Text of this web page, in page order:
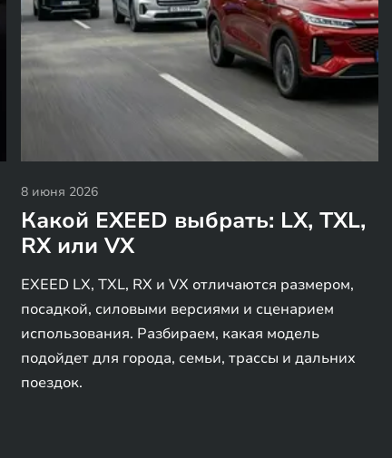
8 июня 2026
Какой EXEED выбрать: LX, TXL,
RX или VX
EXEED LX, TXL, RX и VX отличаются размером,
посадкой, силовыми версиями и сценарием
использования. Разбираем, какая модель
подойдет для города, семьи, трассы и дальних
поездок.